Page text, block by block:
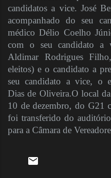
candidatos a vice. José
acompanhado do seu
médico Délio Coelho
com o seu candidato a
Aldimar Rodrigues
eleitos) e o candidato a
seu candidato a vice, o
Dias de Oliveira.O local
10 de dezembro, do G21
foi transferido do
para a Câmara de